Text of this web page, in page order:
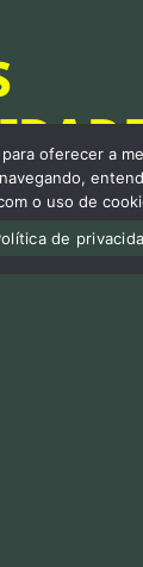
oferecer a
o uso de
de